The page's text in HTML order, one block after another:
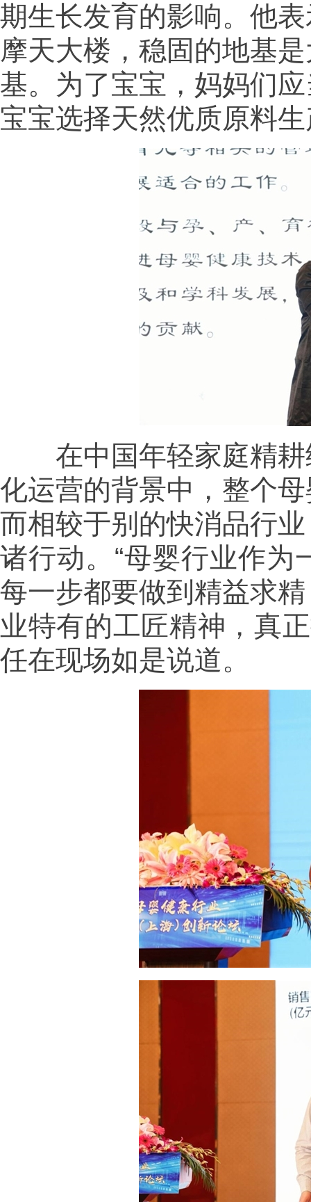
期生长发育的影响。他
摩天大楼，稳固的地基
基。为了宝宝，妈妈们
宝宝选择天然优质原料
在中国年轻家庭精耕
化运营的背景中，整个
而相较于别的快消品行
诸行动。“母婴行业作
每一步都要做到精益求
业特有的工匠精神，真
任在现场如是说道。